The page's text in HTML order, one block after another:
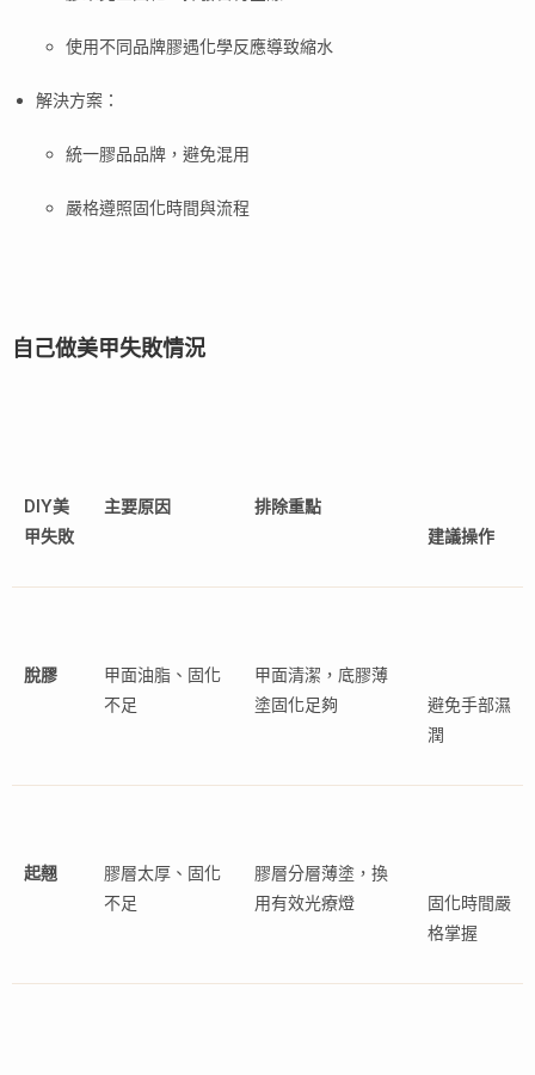
使用不同品牌膠遇化學反應導致縮水
解決方案：
統一膠品品牌，避免混用
嚴格遵照固化時間與流程
自己做美甲失敗情況
DIY美
甲失敗
主要原因
排除重點
建議操作
脫膠
甲面油脂、固化
不足
甲面清潔，底膠薄
塗固化足夠
避免手部濕
潤
起翹
膠層太厚、固化
不足
膠層分層薄塗，換
用有效光療燈
固化時間嚴
格掌握